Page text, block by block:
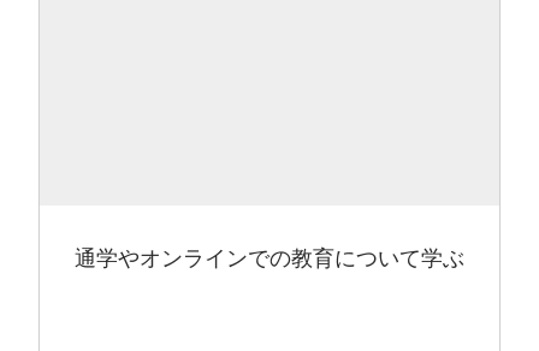
通学やオンラインでの教育について学ぶ